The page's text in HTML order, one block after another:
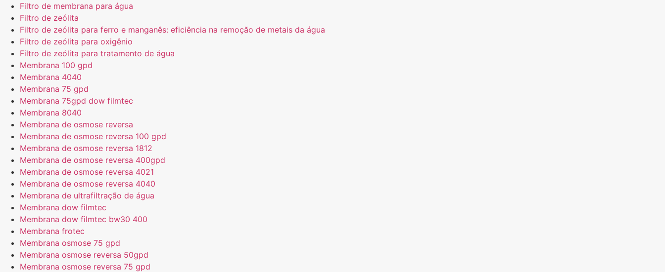
Filtro de membrana para água
Filtro de zeólita
Filtro de zeólita para ferro e manganês: eficiência na remoção de metais da água
Filtro de zeólita para oxigênio
Filtro de zeólita para tratamento de água
Membrana 100 gpd
Membrana 4040
Membrana 75 gpd
Membrana 75gpd dow filmtec
Membrana 8040
Membrana de osmose reversa
Membrana de osmose reversa 100 gpd
Membrana de osmose reversa 1812
Membrana de osmose reversa 400gpd
Membrana de osmose reversa 4021
Membrana de osmose reversa 4040
Membrana de ultrafiltração de água
Membrana dow filmtec
Membrana dow filmtec bw30 400
Membrana frotec
Membrana osmose 75 gpd
Membrana osmose reversa 50gpd
Membrana osmose reversa 75 gpd